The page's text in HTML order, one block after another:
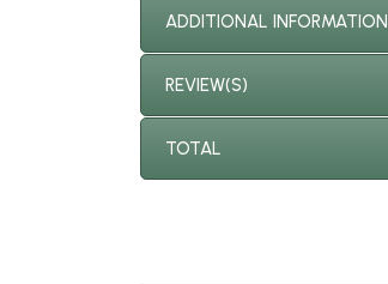
ADDITIONAL INFORMATION
REVIEW(S)
TOTAL